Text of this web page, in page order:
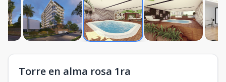
Torre en alma rosa 1ra